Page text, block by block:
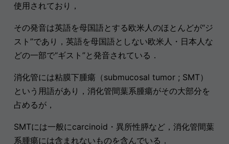
使用されており，
その発音は英語を母国語とする欧米人のほとんどが“ジ
スト”であり，英語を母国語としない欧米人・日本人な
どの一部で“ギスト”と発音されている．
消化管には粘膜下腫瘍（submucosal tumor ; SMT）
という用語があり，消化管間葉系腫瘍がその大部分を
占めるが，
SMTには一般にcarcinoid・異所性膵など，消化管間葉
系腫瘍には含まれないものを含んでいる．